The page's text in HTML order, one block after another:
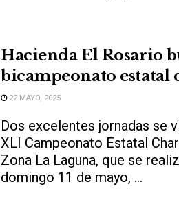
Hacienda El Rosario
bicampeonato estatal
22 MAYO, 2025
Dos excelentes jornadas se
XLI Campeonato Estatal
Zona La Laguna, que se
domingo 11 de mayo, ...